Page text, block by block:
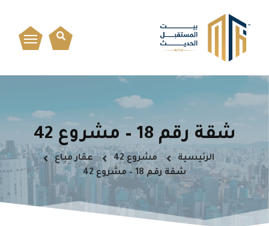
شقة رقم 18 – مشروع 42
الرئيسية مشروع 42
عقار مباع
شقة رقم 18 – مشروع 42